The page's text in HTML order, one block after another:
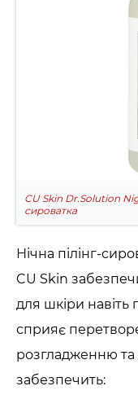
CU Skin Dr.Solution
сироватка
Нічна пілінг-
CU Skin
для шкіри навіть
сприяє
розгладженню та
забезпечить: